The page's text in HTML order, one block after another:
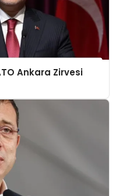
Ankara Zirvesi